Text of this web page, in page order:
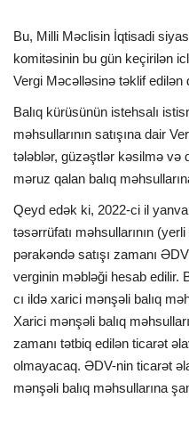
İDMAN
FORMULA 1
DÜNYA
ANALİTİKA
Multimedia
Bu, Milli Məclisin İqtisadi
komitəsinin bu gün keçirilən
Vergi Məcəlləsinə təklif edilən
Balıq kürüsünün istehsalı
məhsullarının satışına dair
tələblər, güzəştlər kəsilmə və
məruz qalan balıq
Qeyd edək ki, 2022-ci il
təsərrüfatı məhsullarının
pərakəndə satışı zamanı
verginin məbləği hesab edilir.
cı ildə xarici mənşəli balıq
Xarici mənşəli balıq
zamanı tətbiq edilən ticarət
olmayacaq. ƏDV-nin ticarət
mənşəli balıq məhsullarına